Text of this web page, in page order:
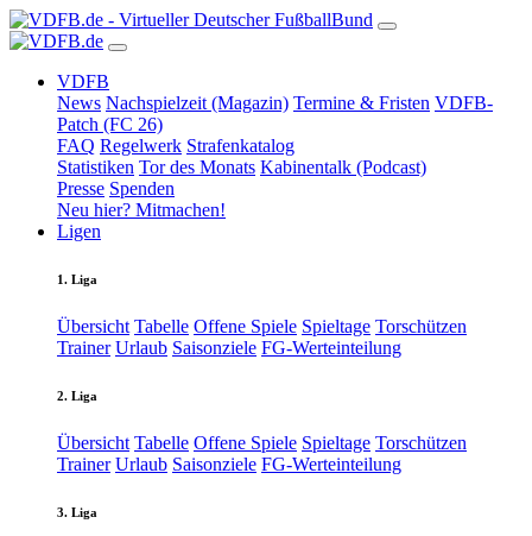
VDFB
News Nachspielzeit (Magazin) Termine & Fristen VDFB-
Patch (FC 26)
FAQ Regelwerk Strafenkatalog
Statistiken Tor des Monats Kabinentalk (Podcast)
Presse Spenden
Neu hier? Mitmachen!
Ligen
1. Liga
Übersicht Tabelle Offene Spiele Spieltage Torschützen
Trainer Urlaub Saisonziele FG-Werteinteilung
2. Liga
Übersicht Tabelle Offene Spiele Spieltage Torschützen
Trainer Urlaub Saisonziele FG-Werteinteilung
3. Liga